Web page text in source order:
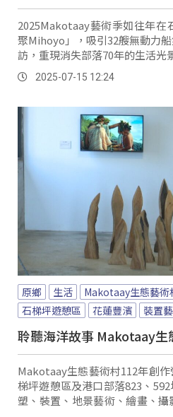
2025Makotaay藝術季如往年在
聚Mihoyo」，吸引32艘無動力
訪，重現消失部落70年的生活光
物的儀式。
2025-07-15 12:24
原鄉 生活 Makotaay生態藝術
石梯坪遊憩區
花蓮豐濱 裝置
聆聽海洋故事 Makotaay生
Makotaay生態藝術村112年創
梯坪遊憩區及港口部落823、
塑、裝置、地景藝術、繪畫、攝